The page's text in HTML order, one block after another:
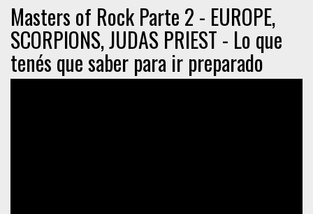
Masters of Rock Parte 2 - EUROPE,
SCORPIONS, JUDAS PRIEST - Lo que
tenés que saber para ir preparado